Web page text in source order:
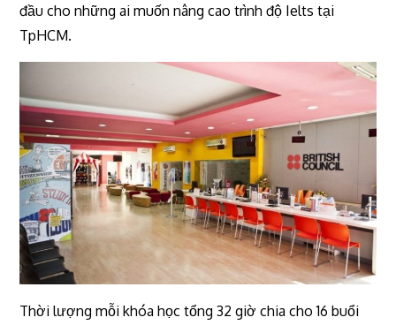
đầu cho những ai muốn nâng cao trình độ Ielts tại
TpHCM.
Thời lượng mỗi khóa học tổng 32 giờ chia cho 16 buổi